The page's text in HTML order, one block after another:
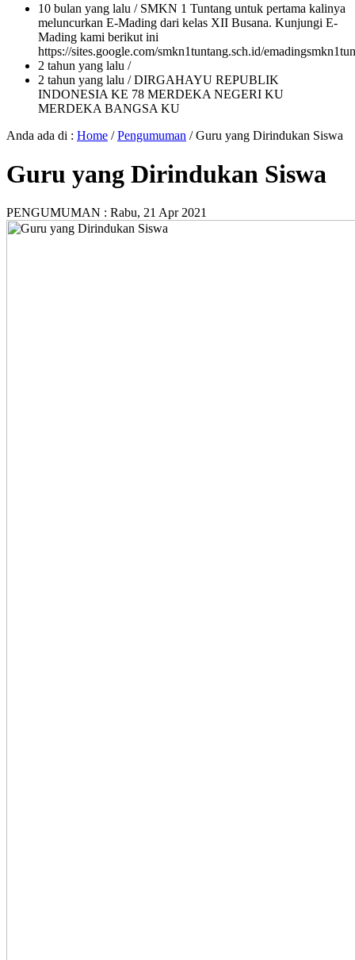
10 bulan yang lalu / SMKN 1 Tuntang untuk pertama kalinya
meluncurkan E-Mading dari kelas XII Busana. Kunjungi E-
Mading kami berikut ini
https://sites.google.com/smkn1tuntang.sch.id/
2 tahun yang lalu /
2 tahun yang lalu / DIRGAHAYU REPUBLIK
INDONESIA KE 78 MERDEKA NEGERI KU
MERDEKA BANGSA KU
Anda ada di : Home /Pengumuman /Guru yang Dirindukan Siswa
Guru yang Dirindukan Siswa
PENGUMUMAN : Rabu, 21 Apr 2021